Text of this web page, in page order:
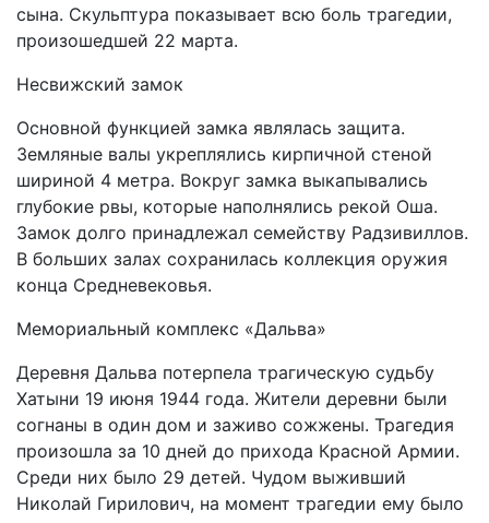
сына. Скульптура показывает всю боль трагедии,
произошедшей 22 марта.
Несвижский замок
Основной функцией замка являлась защита.
Земляные валы укреплялись кирпичной стеной
шириной 4 метра. Вокруг замка выкапывались
глубокие рвы, которые наполнялись рекой Оша.
Замок долго принадлежал семейству Радзивиллов.
В больших залах сохранилась коллекция оружия
конца Средневековья.
Мемориальный комплекс «Дальва»
Деревня Дальва потерпела трагическую судьбу
Хатыни 19 июня 1944 года. Жители деревни были
согнаны в один дом и заживо сожжены. Трагедия
произошла за 10 дней до прихода Красной Армии.
Среди них было 29 детей. Чудом выживший
Николай Гирилович, на момент трагедии ему было